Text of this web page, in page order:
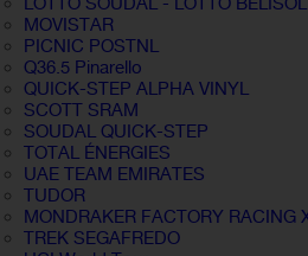
MOVISTAR
PICNIC POSTNL
Q36.5 Pinarello
QUICK-STEP ALPHA VINYL
SCOTT SRAM
SOUDAL QUICK-STEP
TOTAL ÉNERGIES
UAE TEAM EMIRATES
TUDOR
MONDRAKER FACTORY RACING
TREK SEGAFREDO